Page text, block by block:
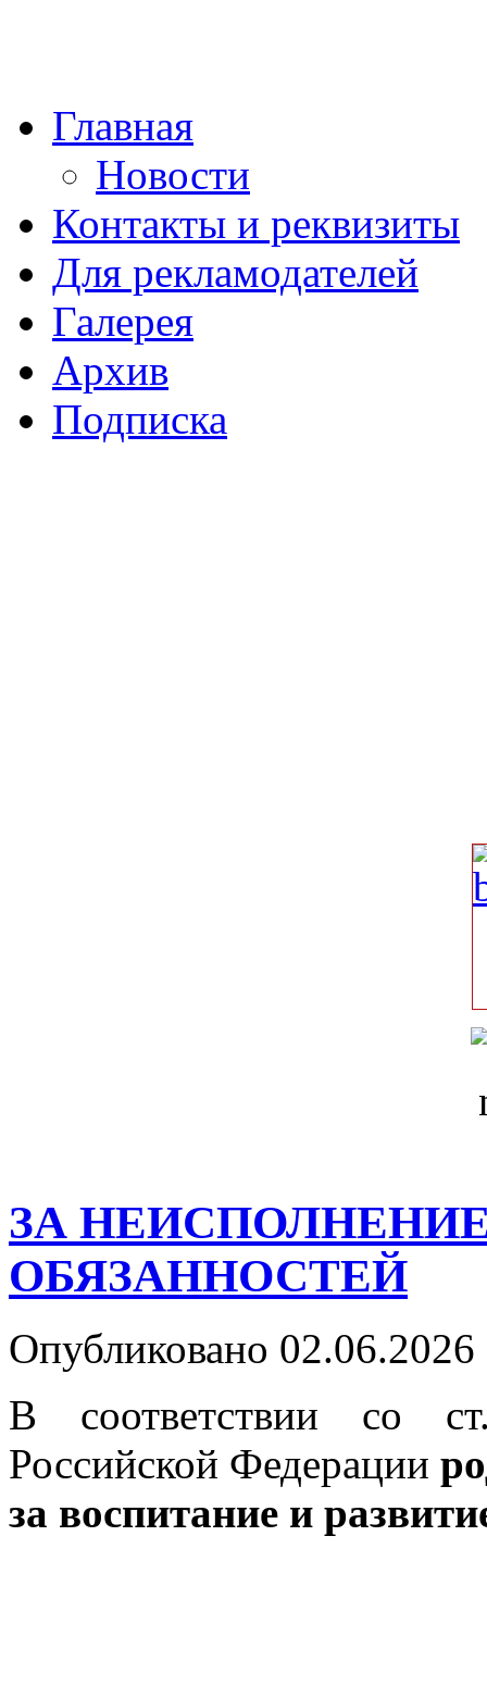
Главная
Новости
Контакты и реквизиты
Для рекламодателей
Галерея
Архив
Подписка
ЗА
ОБЯЗАННОСТЕЙ
Опубликовано
В соответствии со
Российской Федерации
за воспитание и